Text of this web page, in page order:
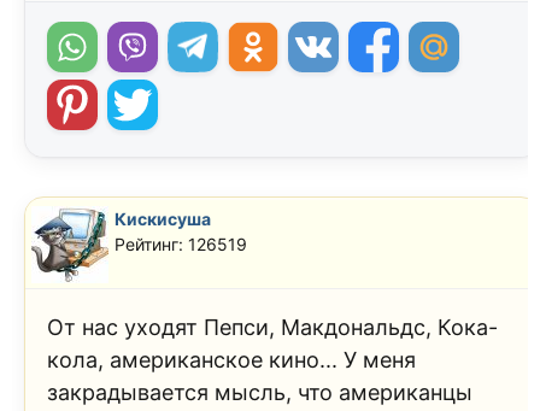
Кискисуша
Рейтинг: 126519
От нас уходят Пепси, Макдональдс, Кока-
кола, американское кино... У меня
закрадывается мысль, что американцы